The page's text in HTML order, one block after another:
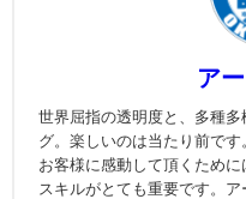
ア
世界屈指の透明度と、多種
グ。楽しいのは当たり前です
お客様に感動して頂くため
スキルがとても重要です。